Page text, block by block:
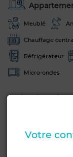
Meublé
Chauffage
Réfrigérateur
Micro-ondes
Voir plus de
Votre